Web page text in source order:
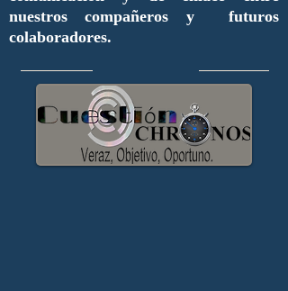
nuestros compañeros y futuros
colaboradores.